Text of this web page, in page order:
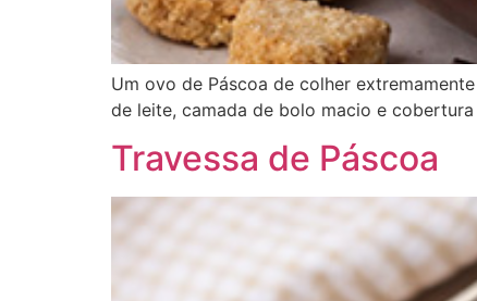
Um ovo de Páscoa de colher
de leite, camada de bolo macio e
Travessa de Páscoa